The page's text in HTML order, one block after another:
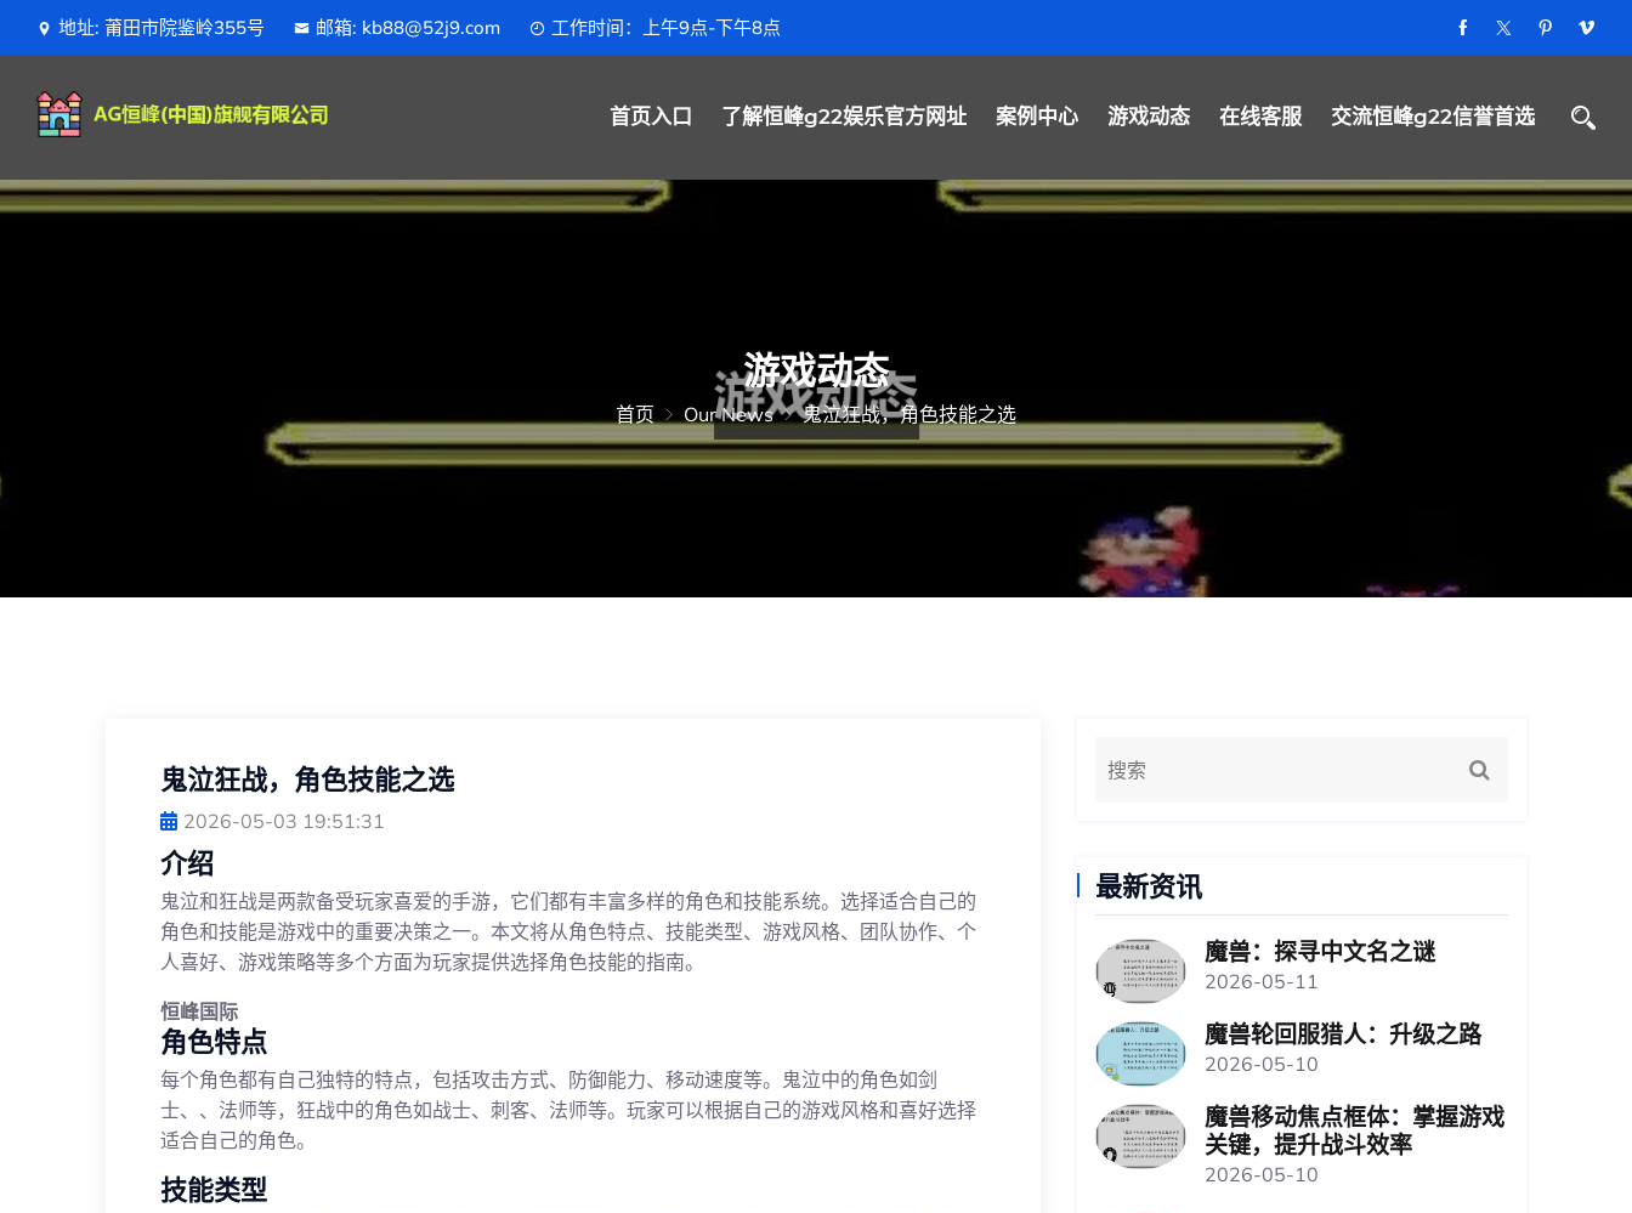
地址: 莆田市院鉴岭355号 邮箱: kb88@52j9.com 工作时间：上午9点-下午8点
首页入口 了解恒峰g22娱乐官方网址 案例中心 游戏动态 在线客服 交流恒峰g22信誉首选
游戏动态
首页 Our News 鬼泣狂战，角色技能之选
鬼泣狂战，角色技能之选
2026-05-03 19:51:31
介绍
鬼泣和狂战是两款备受玩家喜爱的手游，它们都有丰富多样的角色和技能系统。选择适合自己的
角色和技能是游戏中的重要决策之一。本文将从角色特点、技能类型、游戏风格、团队协作、个
人喜好、游戏策略等多个方面为玩家提供选择角色技能的指南。
恒峰国际
角色特点
每个角色都有自己独特的特点，包括攻击方式、防御能力、移动速度等。鬼泣中的角色如剑
士、、法师等，狂战中的角色如战士、刺客、法师等。玩家可以根据自己的游戏风格和喜好选择
适合自己的角色。
技能类型
最新资讯
魔兽：探寻中文名之谜
2026-05-11
魔兽轮回服猎人：升级之路
2026-05-10
魔兽移动焦点框体：掌握游戏
关键，提升战斗效率
2026-05-10